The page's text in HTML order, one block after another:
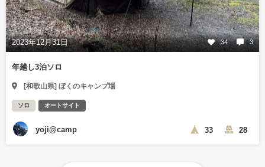
2023年12月31日 34 3
年越し3泊ソロ
[和歌山県] ぼくのキャンプ場
ソロ オートサイト
yoji@camp 33 28